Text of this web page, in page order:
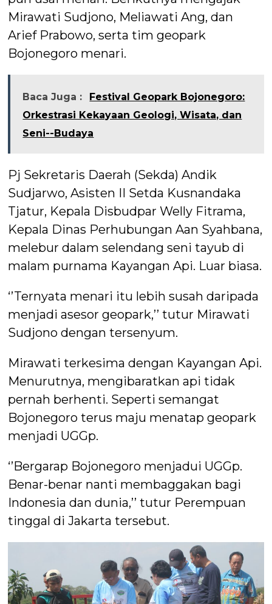
Mirawati Sudjono, Meliawati Ang, dan
Arief Prabowo, serta tim geopark
Bojonegoro menari.
Baca Juga :
Festival Geopark Bojonegoro:
Orkestrasi Kekayaan Geologi, Wisata, dan
Seni--Budaya
Pj Sekretaris Daerah (Sekda) Andik
Sudjarwo, Asisten II Setda Kusnandaka
Tjatur, Kepala Disbudpar Welly Fitrama,
Kepala Dinas Perhubungan Aan Syahbana,
melebur dalam selendang seni tayub di
malam purnama Kayangan Api. Luar biasa.
‘’Ternyata menari itu lebih susah daripada
menjadi asesor geopark,’’ tutur Mirawati
Sudjono dengan tersenyum.
Mirawati terkesima dengan Kayangan Api.
Menurutnya, mengibaratkan api tidak
pernah berhenti. Seperti semangat
Bojonegoro terus maju menatap geopark
menjadi UGGp.
‘’Bergarap Bojonegoro menjadui UGGp.
Benar-benar nanti membaggakan bagi
Indonesia dan dunia,’’ tutur Perempuan
tinggal di Jakarta tersebut.